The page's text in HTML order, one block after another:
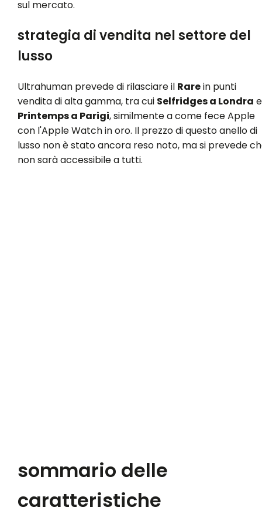
sul mercato.
strategia di vendita nel settore del
lusso
Ultrahuman prevede di rilasciare il Rarein punti
vendita di alta gamma, tra cui Selfridges a Londra e
Printemps a Parigi, similmente a come fece Apple
con l'Apple Watch in oro. Il prezzo di questo anello di
lusso non è stato ancora reso noto, ma si prevede
non sarà accessibile a tutti.
sommario delle
caratteristiche